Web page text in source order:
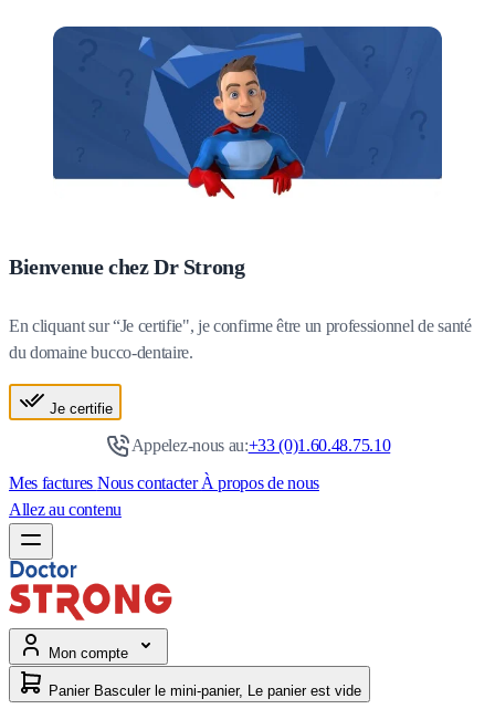
Bienvenue chez Dr Strong
En cliquant sur “Je certifie", je confirme être un professionnel de santé
du domaine bucco-dentaire.
Je certifie
Appelez-nous au:+33 (0)1.60.48.75.10
Mes factures Nous contacterÀ propos de nous
Allez au contenu
Mon compte
Panier Basculer le mini-panier, Le panier est vide